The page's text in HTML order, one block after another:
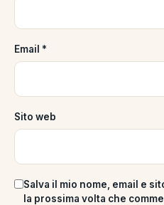
Email *
Sito web
Salva il mio nome, email e
la prossima volta che